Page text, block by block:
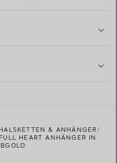
& ANHÄNGER
HEART ANHÄNGER IN